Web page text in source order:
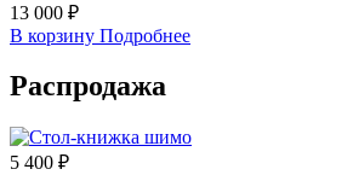
13 000 ₽
В корзину Подробнее
Распродажа
5 400 ₽